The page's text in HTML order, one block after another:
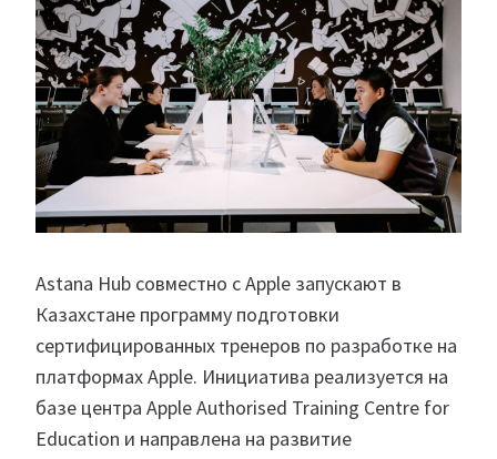
Astana Hub совместно с Apple запускают в
Казахстане программу подготовки
сертифицированных тренеров по разработке на
платформах Apple. Инициатива реализуется на
базе центра Apple Authorised Training Centre for
Education и направлена на развитие